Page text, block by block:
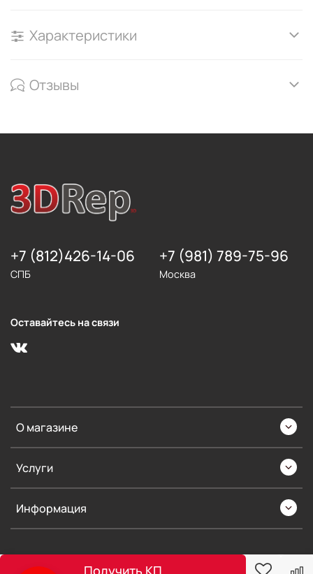
Получить КП
Характеристики
Отзывы
О магазине
Услуги
Информация
+7 (812)426-14-06
СПБ
+7 (981) 789-75-96
Москва
Оставайтесь на связи